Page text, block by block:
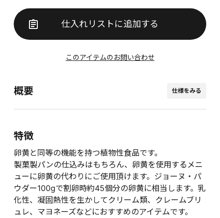
仕入れリストに追加する
このアイテムのお問い合わせ
概要 仕様をみる
特徴
卵黄と同等の機能を持つ植物性食品です。
製菓製パンの仕込みはもちろん、卵黄を使用するメニ
ューに卵黄の代わりにご使用頂けます。ジョーヌ・パ
ウダー100gで割卵時約45個分の卵黄に相当します。乳
化性、凝固熱性を生かしてクリーム類、クレームブリ
ュレ、マヨネーズなどにおすすめのアイテムです。